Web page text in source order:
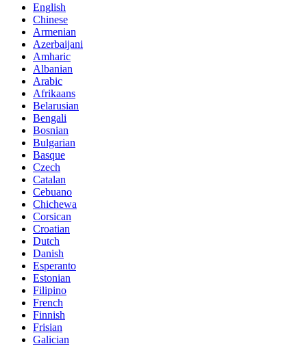
English
Chinese
Armenian
Azerbaijani
Amharic
Albanian
Arabic
Afrikaans
Belarusian
Bengali
Bosnian
Bulgarian
Basque
Czech
Catalan
Cebuano
Chichewa
Corsican
Croatian
Dutch
Danish
Esperanto
Estonian
Filipino
French
Finnish
Frisian
Galician